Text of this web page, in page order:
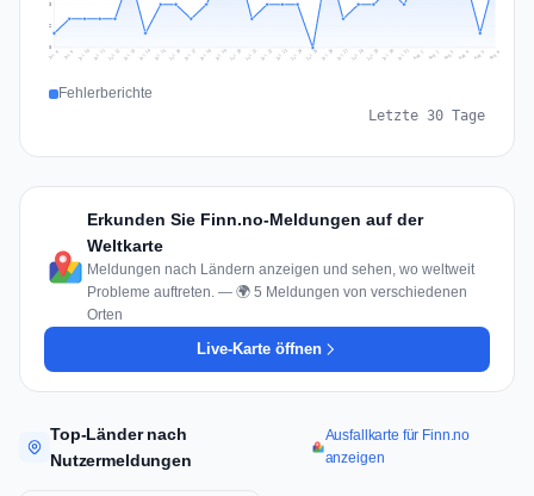
2
3
Jul 8 Jul 9 Jul 10 Jul 11 Jul 12 Jul 13 Jul 14 Jul 15 Jul 16 Jul 17 Jul 18 Jul 19 Jul 20 Jul 21 Jul 22 Jul 23 Jul 24 Jul 25 Jul 26 Jul 27 Jul 28 Jul 29 Jul 30 Jul 31 Aug 1 Aug 2 Aug 3 Aug 4 Aug 5 Aug 6
Fehlerberichte
Letzte 30 Tage
Erkunden Sie Finn.no-Meldungen auf der
Weltkarte
Meldungen nach Ländern anzeigen und sehen, wo weltweit
Probleme auftreten. — 🌍 5 Meldungen von verschiedenen
Orten
Live-Karte öffnen
Top-Länder nach
Nutzermeldungen
Ausfallkarte für Finn.no
anzeigen